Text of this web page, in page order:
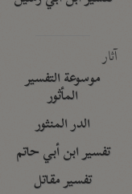
آثار
موسوعة التفسير
المأثور
الدر المنثور
تفسير ابن أبي حاتم
تفسير مقاتل